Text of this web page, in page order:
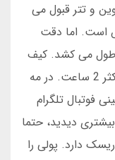
و تتر قبول می
است. اما دقت
کارت بانکی 24 ساعت طول می کشد. کیف
پول های دیجیتال سریع تر هستند؛ حداکثر 2 ساعت. در مه
فوتبال تلگرام
بیشتری دیدید، حتما
دارد. پولی را